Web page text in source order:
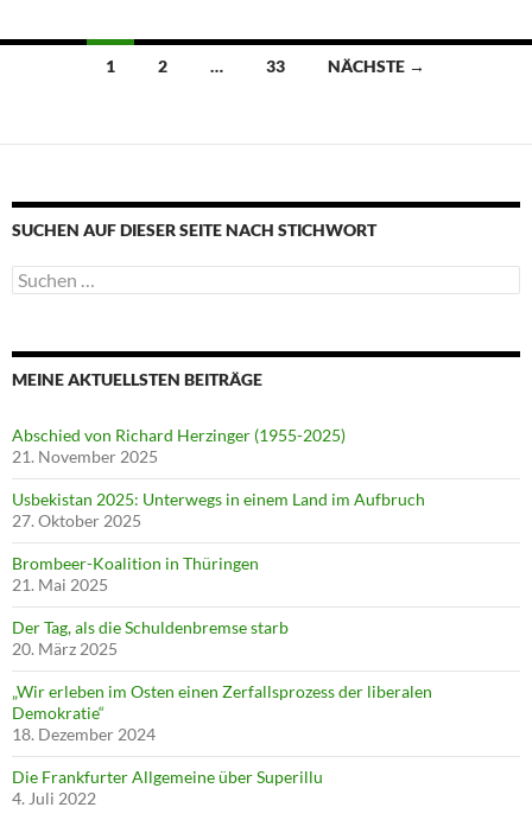
Beitragsnavigation
1 2 … 33 NÄCHSTE →
SUCHEN AUF DIESER SEITE NACH STICHWORT
Suche
nach:
MEINE AKTUELLSTEN BEITRÄGE
Abschied von Richard Herzinger (1955-2025)
21. November 2025
Usbekistan 2025: Unterwegs in einem Land im Aufbruch
27. Oktober 2025
Brombeer-Koalition in Thüringen
21. Mai 2025
Der Tag, als die Schuldenbremse starb
20. März 2025
„Wir erleben im Osten einen Zerfallsprozess der liberalen
Demokratie“
18. Dezember 2024
Die Frankfurter Allgemeine über Superillu
4. Juli 2022